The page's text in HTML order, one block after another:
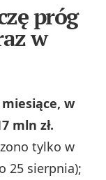
próg
w
miesiące, w
mln zł.
tylko w
25 sierpnia);